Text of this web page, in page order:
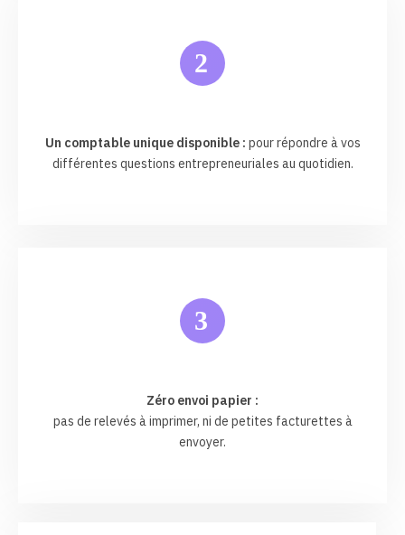
2
Un comptable unique disponible : pour répondre à vos
différentes questions entrepreneuriales au quotidien.
3
Zéro envoi papier :
pas de relevés à imprimer, ni de petites facturettes à
envoyer.